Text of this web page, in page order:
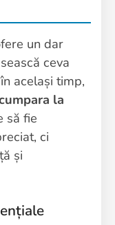
un dar
ceva
același timp,
la
să fie
ci
și